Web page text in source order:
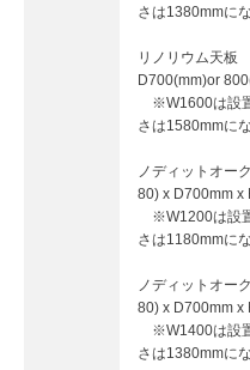
さは1380mmに
リノリウム天
D700(mm)or
※W1600は設
さは1580mmに
ノディットオ
80) x D700mm x
※W1200は設
さは1180mmに
ノディットオ
80) x D700mm x
※W1400は設
さは1380mmに